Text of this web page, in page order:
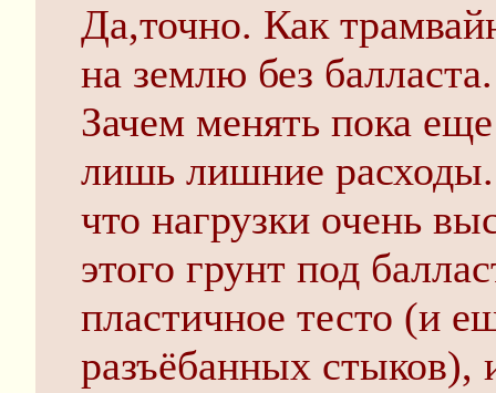
Да,точно. Как
на землю без
Зачем менять пока
лишь лишние расходы.
что нагрузки очень
этого грунт под
пластичное тесто (и
разъёбанных стыков),